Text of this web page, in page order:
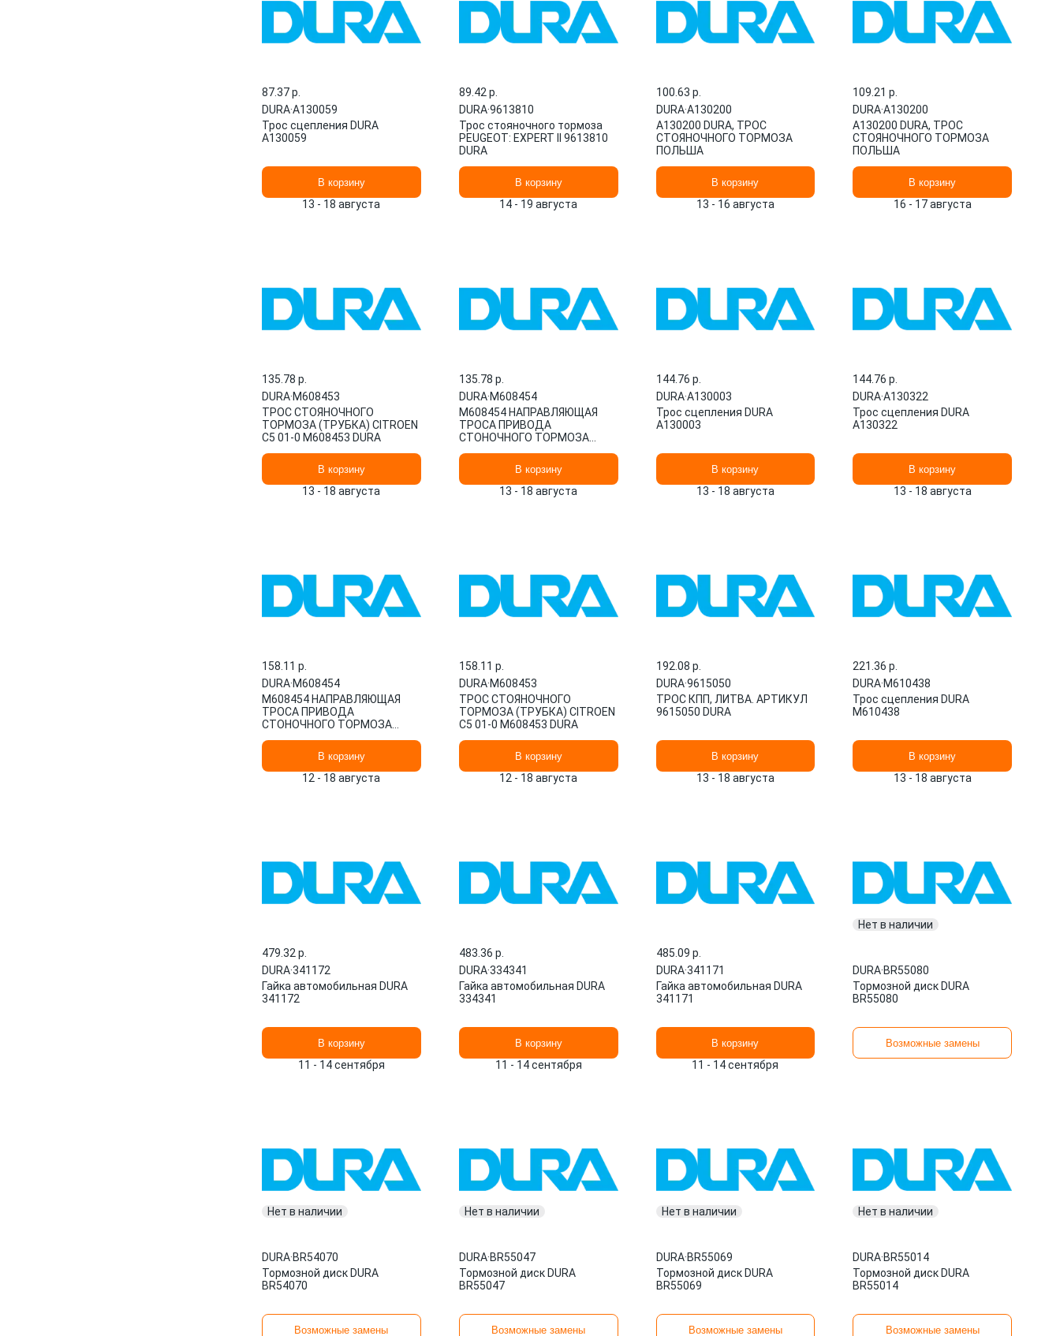
87.37 p.
DURA·A130059
Трос сцепления DURA
A130059
В корзину
13 - 18 августа
89.42 p.
DURA·9613810
Трос стояночного тормоза
PEUGEOT: EXPERT II 9613810
DURA
В корзину
14 - 19 августа
100.63 p.
DURA·A130200
A130200 DURA, ТРОС
СТОЯНОЧНОГО ТОРМОЗА
ПОЛЬША
В корзину
13 - 16 августа
109.21 p.
DURA·A130200
A130200 DURA, ТРОС
СТОЯНОЧНОГО ТОРМОЗА
ПОЛЬША
В корзину
16 - 17 августа
135.78 p.
DURA·M608453
ТРОС СТОЯНОЧНОГО
ТОРМОЗА (ТРУБКА) CITROEN
C5 01-0 M608453 DURA
В корзину
13 - 18 августа
135.78 p.
DURA·M608454
M608454 НАПРАВЛЯЮЩАЯ
ТРОСА ПРИВОДА
СТОНОЧНОГО ТОРМОЗА
В корзину
13 - 18 августа
144.76 p.
DURA·A130003
Трос сцепления DURA
A130003
В корзину
13 - 18 августа
144.76 p.
DURA·A130322
Трос сцепления DURA
A130322
В корзину
13 - 18 августа
158.11 p.
DURA·M608454
M608454 НАПРАВЛЯЮЩАЯ
ТРОСА ПРИВОДА
СТОНОЧНОГО ТОРМОЗА
В корзину
12 - 18 августа
158.11 p.
DURA·M608453
ТРОС СТОЯНОЧНОГО
ТОРМОЗА (ТРУБКА) CITROEN
C5 01-0 M608453 DURA
В корзину
12 - 18 августа
192.08 p.
DURA·9615050
ТРОС КПП, ЛИТВА. АРТИКУЛ
9615050 DURA
В корзину
13 - 18 августа
221.36 p.
DURA·M610438
Трос сцепления DURA
M610438
В корзину
13 - 18 августа
479.32 p.
DURA·341172
Гайка автомобильная DURA
341172
В корзину
11 - 14 сентября
483.36 p.
DURA·334341
Гайка автомобильная DURA
334341
В корзину
11 - 14 сентября
485.09 p.
DURA·341171
Гайка автомобильная DURA
341171
В корзину
11 - 14 сентября
Нет в наличии
DURA·BR55080
Тормозной диск DURA
BR55080
Возможные замены
Нет в наличии
DURA·BR54070
Тормозной диск DURA
BR54070
Возможные замены
Нет в наличии
DURA·BR55047
Тормозной диск DURA
BR55047
Возможные замены
Нет в наличии
DURA·BR55069
Тормозной диск DURA
BR55069
Возможные замены
Нет в наличии
DURA·BR55014
Тормозной диск DURA
BR55014
Возможные замены